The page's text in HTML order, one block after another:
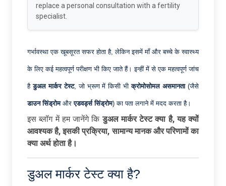
replace a personal consultation with a fertility
specialist.
गर्भावस्था एक खूबसूरत सफर होता है, लेकिन इसमें माँ और बच्चे के स्वास्थ्य
के लिए कई महत्वपूर्ण परीक्षण भी किए जाते हैं। इन्हीं में से एक महत्वपूर्ण जांच
हैडुअलमार्करटेस्ट, जो भ्रूण में किसी भीक्रोमोसोमलअसमानता(जैसे
डाउनसिंड्रोमऔरएडवर्ड्ससिंड्रोम) का पता लगाने में मदद करता है।
इस ब्लॉग में हम जानेंगे किडुअलमार्करटेस्टक्याहै,यहक्यों
आवश्यकहै,इसकीप्रक्रिया,सामान्यमानकऔरपरिणामोंका
क्याअर्थहोताहै।
डुअल मार्कर टेस्ट क्या है?